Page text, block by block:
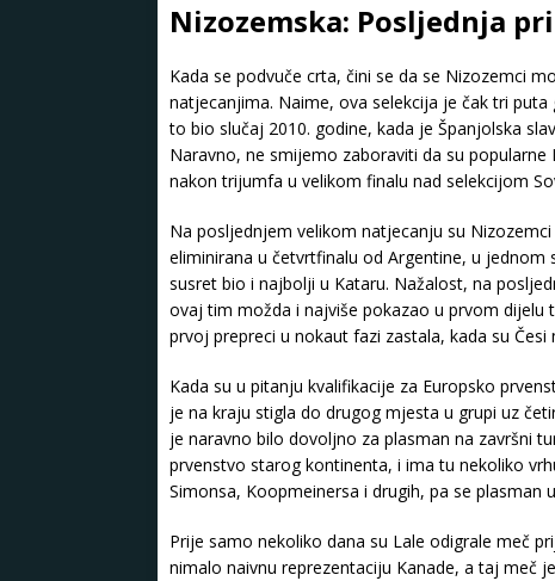
Nizozemska: Posljednja
Kada se podvuče crta, čini se da se Nizozemci
natjecanjima. Naime, ova selekcija je čak tri
to bio slučaj 2010. godine, kada je Španjolska
Naravno, ne smijemo zaboraviti da su
nakon trijumfa u velikom finalu nad selekcijom
Na posljednjem velikom natjecanju su
eliminirana u četvrtfinalu od Argentine, u
susret bio i najbolji u Kataru. Nažalost, na
ovaj tim možda i najviše pokazao u prvom dijelu
prvoj prepreci u nokaut fazi zastala, kada su Česi
Kada su u pitanju kvalifikacije za Europsko
je na kraju stigla do drugog mjesta u grupi uz
je naravno bilo dovoljno za plasman na završni
prvenstvo starog kontinenta, i ima tu nekoliko
Simonsa, Koopmeinersa i drugih, pa se
Prije samo nekoliko dana su Lale odigrale meč
nimalo naivnu reprezentaciju Kanade, a taj meč